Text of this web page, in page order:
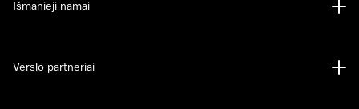
Išmanieji namai
Verslo partneriai